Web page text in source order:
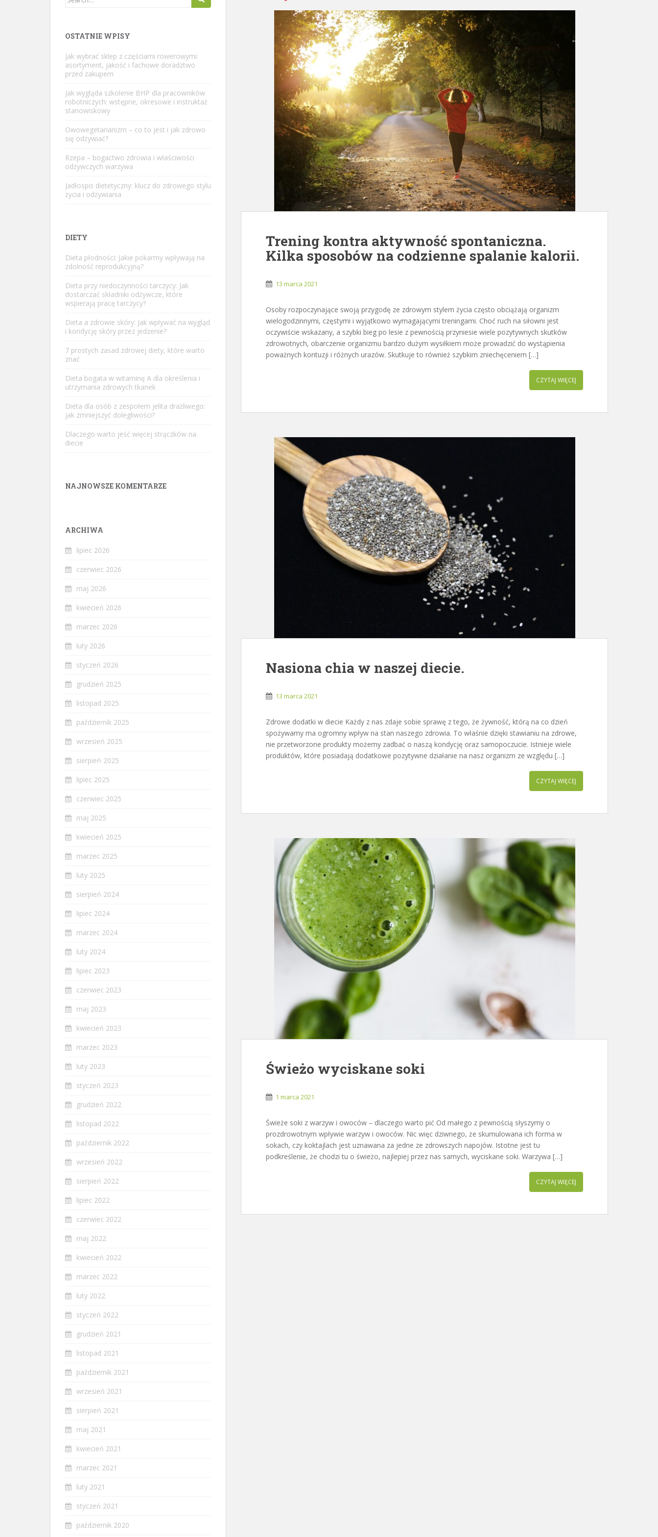
Trening kontra aktywność spontaniczna.
Kilka sposobów na codzienne spalanie kalorii.
13 marca 2021
Osoby rozpoczynające swoją przygodę ze zdrowym stylem życia często obciążają organizm
wielogodzinnymi, częstymi i wyjątkowo wymagającymi treningami. Choć ruch na siłowni jest
oczywiście wskazany, a szybki bieg po lesie z pewnością przyniesie wiele pozytywnych skutków
zdrowotnych, obarczenie organizmu bardzo dużym wysiłkiem może prowadzić do wystąpienia
poważnych kontuzji i różnych urazów. Skutkuje to również szybkim zniechęceniem […]
CZYTAJ WIĘCEJ
Nasiona chia w naszej diecie.
13 marca 2021
Zdrowe dodatki w diecie Każdy z nas zdaje sobie sprawę z tego, że żywność, którą na co dzień
spożywamy ma ogromny wpływ na stan naszego zdrowia. To właśnie dzięki stawianiu na zdrowe,
nie przetworzone produkty możemy zadbać o naszą kondycję oraz samopoczucie. Istnieje wiele
produktów, które posiadają dodatkowe pozytywne działanie na nasz organizm ze względu […]
CZYTAJ WIĘCEJ
Świeżo wyciskane soki
1 marca 2021
Świeże soki z warzyw i owoców – dlaczego warto pić Od małego z pewnością słyszymy o
prozdrowotnym wpływie warzyw i owoców. Nic więc dziwnego, że skumulowana ich forma w
sokach, czy koktajlach jest uznawana za jedne ze zdrowszych napojów. Istotne jest tu
podkreślenie, że chodzi tu o świeżo, najlepiej przez nas samych, wyciskane soki. Warzywa […]
CZYTAJ WIĘCEJ
OSTATNIE WPISY
Jak wybrać sklep z częściami rowerowymi:
asortyment, jakość i fachowe doradztwo
przed zakupem
Jak wygląda szkolenie BHP dla pracowników
robotniczych: wstępne, okresowe i instruktaż
stanowiskowy
Owowegetarianizm – co to jest i jak zdrowo
się odżywiać?
Rzepa – bogactwo zdrowia i właściwości
odżywczych warzywa
Jadłospis dietetyczny: klucz do zdrowego stylu
życia i odżywiania
DIETY
Dieta płodności: Jakie pokarmy wpływają na
zdolność reprodukcyjną?
Dieta przy niedoczynności tarczycy: Jak
dostarczać składniki odżywcze, które
wspierają pracę tarczycy?
Dieta a zdrowie skóry: Jak wpływać na wygląd
i kondycję skóry przez jedzenie?
7 prostych zasad zdrowej diety, które warto
znać
Dieta bogata w witaminę A dla określenia i
utrzymania zdrowych tkanek
Dieta dla osób z zespołem jelita drażliwego:
jak zmniejszyć dolegliwości?
Dlaczego warto jeść więcej strączków na
diecie
NAJNOWSZE KOMENTARZE
ARCHIWA
lipiec 2026
czerwiec 2026
maj 2026
kwiecień 2026
marzec 2026
luty 2026
styczeń 2026
grudzień 2025
listopad 2025
październik 2025
wrzesień 2025
sierpień 2025
lipiec 2025
czerwiec 2025
maj 2025
kwiecień 2025
marzec 2025
luty 2025
sierpień 2024
lipiec 2024
marzec 2024
luty 2024
lipiec 2023
czerwiec 2023
maj 2023
kwiecień 2023
marzec 2023
luty 2023
styczeń 2023
grudzień 2022
listopad 2022
październik 2022
wrzesień 2022
sierpień 2022
lipiec 2022
czerwiec 2022
maj 2022
kwiecień 2022
marzec 2022
luty 2022
styczeń 2022
grudzień 2021
listopad 2021
październik 2021
wrzesień 2021
sierpień 2021
maj 2021
kwiecień 2021
marzec 2021
luty 2021
styczeń 2021
październik 2020